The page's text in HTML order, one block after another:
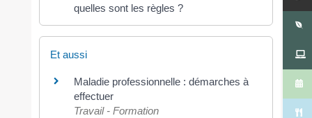
quelles sont les règles ?
Et aussi
Maladie professionnelle : démarches à
effectuer
Travail - Formation